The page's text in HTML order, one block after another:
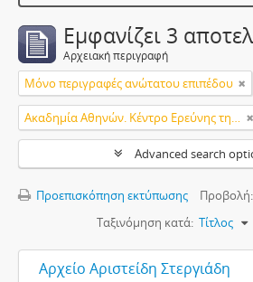
Εμφανίζει 3
Αρχειακή περιγραφή
Μόνο περιγραφές ανώτατου επιπέδου
Ακαδημία Αθηνών. Κέντρο Ερεύνης της Ιστορίας του Νεώτερου Ελληνισμού
Advanced search
Προεπισκόπηση εκτύπωσης
Προβολή:
Ταξινόμηση κατά: Τίτλος
Αρχείο Αριστείδη Στεργιάδη